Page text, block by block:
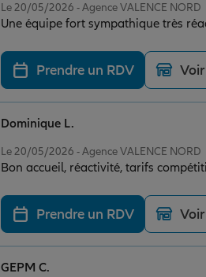
Le 20/05/2026 - Agence VALENCE NORD
Une équipe fort sympathique très
Prendre un RDV
Le 20/05/2026 - Agence VALENCE NORD
Bon accueil, réactivité, tarifs
Dominique L.
Prendre un RDV
GEPM C.